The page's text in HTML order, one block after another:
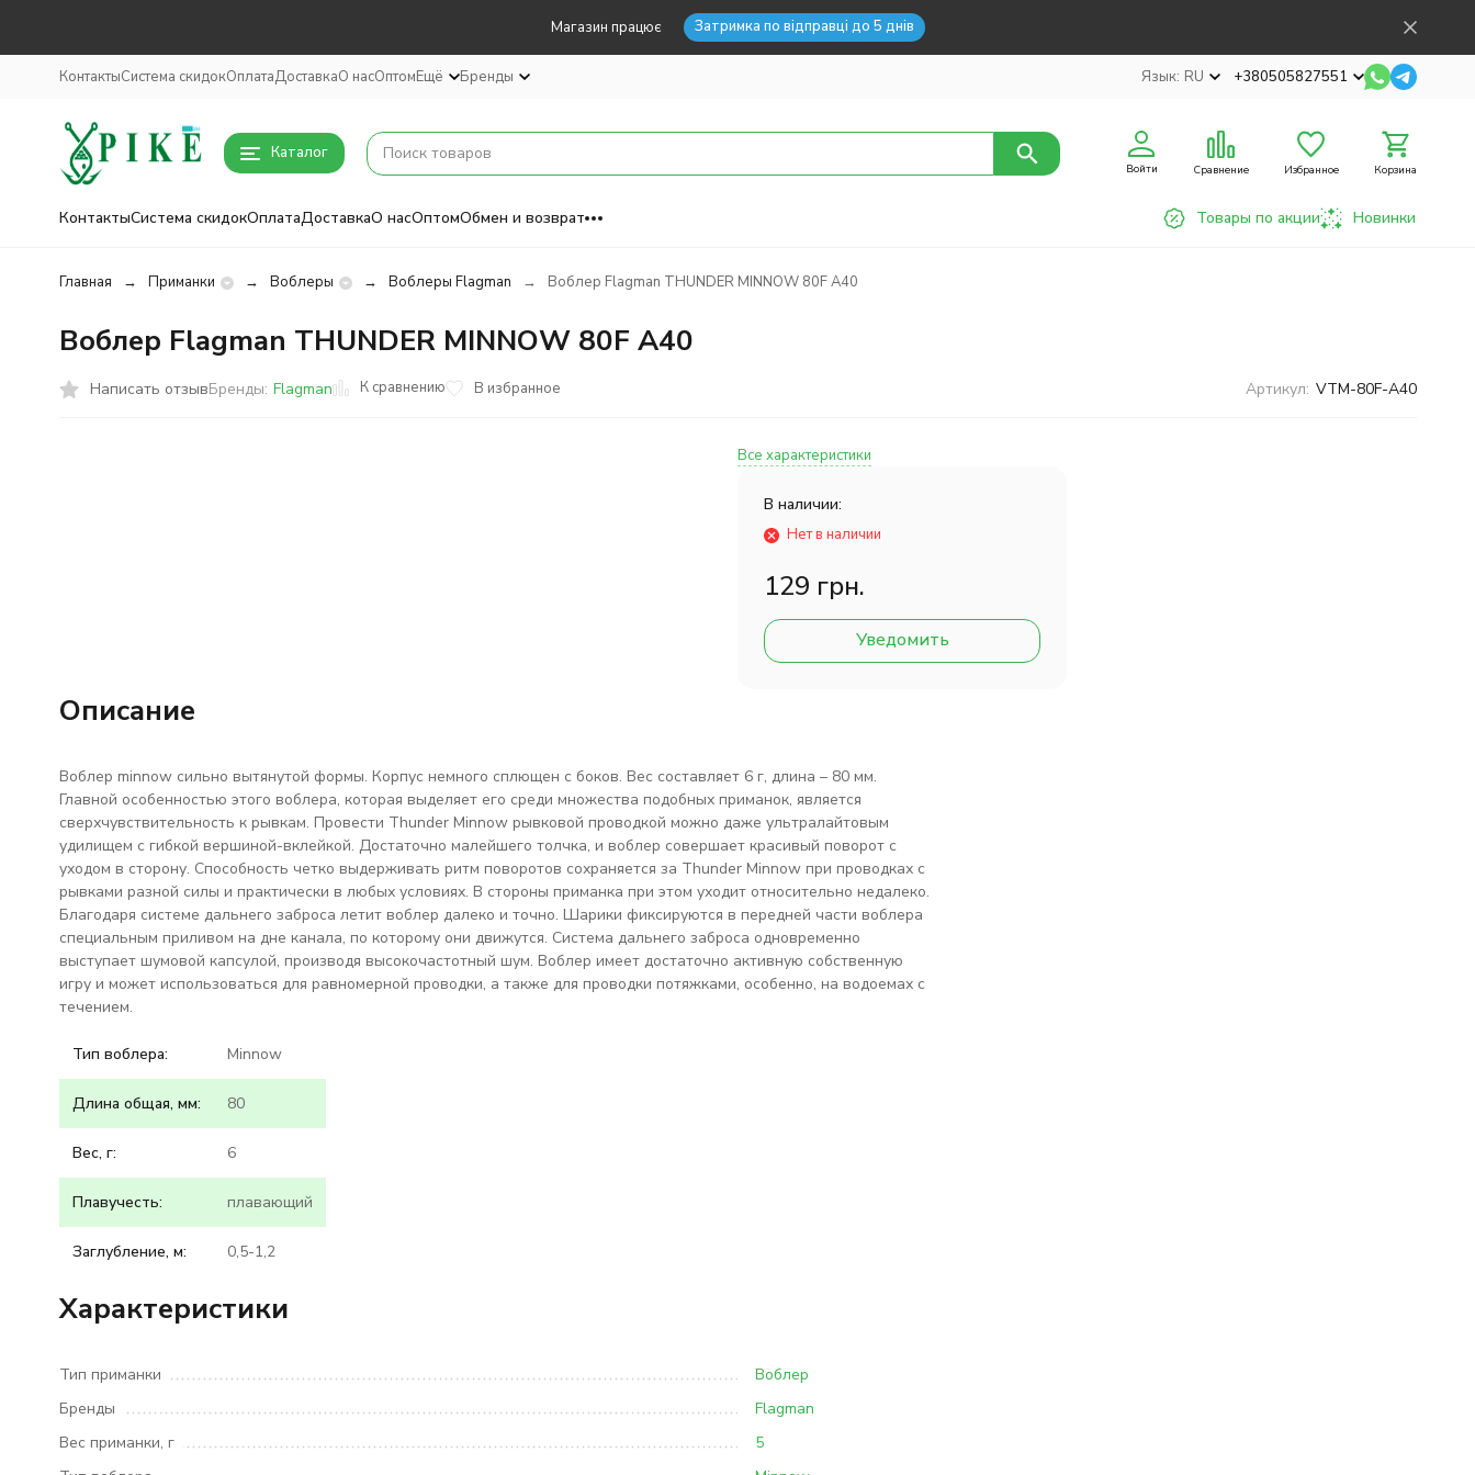
Магазин працює Затримка по відправці до 5 днів
КонтактыСистема скидокОплатаДоставкаО насОптомЕщё Бренды Язык: RU +380505827551
Каталог
Войти Сравнение Избранное Корзина
КонтактыСистема скидокОплатаДоставкаО насОптомОбмен и возврат Товары по акции Новинки
Главная Приманки Воблеры Воблеры Flagman Воблер Flagman THUNDER MINNOW 80F A40
Воблер Flagman THUNDER MINNOW 80F A40
Написать отзывБренды: Flagman К сравнению В избранное Артикул: VTM-80F-A40
Все характеристики
В наличии:
Нет в наличии
129 грн.
Уведомить
Описание
Воблер minnow сильно вытянутой формы. Корпус немного сплющен с боков. Вес составляет 6 г, длина – 80 мм.
Главной особенностью этого воблера, которая выделяет его среди множества подобных приманок, является
сверхчувствительность к рывкам. Провести Thunder Minnow рывковой проводкой можно даже ультралайтовым
удилищем с гибкой вершиной-вклейкой. Достаточно малейшего толчка, и воблер совершает красивый поворот с
уходом в сторону. Способность четко выдерживать ритм поворотов сохраняется за Thunder Minnow при проводках с
рывками разной силы и практически в любых условиях. В стороны приманка при этом уходит относительно недалеко.
Благодаря системе дальнего заброса летит воблер далеко и точно. Шарики фиксируются в передней части воблера
специальным приливом на дне канала, по которому они движутся. Система дальнего заброса одновременно
выступает шумовой капсулой, производя высокочастотный шум. Воблер имеет достаточно активную собственную
игру и может использоваться для равномерной проводки, а также для проводки потяжками, особенно, на водоемах с
течением.
Тип воблера: Minnow
Длина общая, мм: 80
Вес, г: 6
Плавучесть: плавающий
Заглубление, м: 0,5-1,2
Характеристики
Тип приманки
Воблер
Бренды
Flagman
Вес приманки, г
5